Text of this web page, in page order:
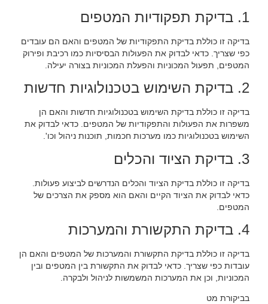
1. בדיקת תפקודיות המטפים
בדיקה זו כוללת בדיקת התפקודיות של המטפים והאם הם עובדים
כפי שצריך. כדאי לבדוק את הפעולות הבסיסיות כמו רכיבת ופירוק
המטפים, תפעול המכוניות והפעלת המכוניות בצורה יעילה.
2. בדיקת השימוש בטכנולוגיות חדשות
בדיקה זו כוללת בדיקת השימוש בטכנולוגיות חדשות והאם הן
משפרות את הפעולות והתפקודיות של המטפים. כדאי לבדוק את
השימוש בטכנולוגיות כמו מערכות חכמות, תוכנות ניהול וכו'.
3. בדיקת הציוד והכלים
בדיקה זו כוללת בדיקת הציוד והכלים הנדרשים לביצוע פעולות.
כדאי לבדוק את הציוד הקיים והאם הוא מספק את הצרכים של
המטפים.
4. בדיקת התקשורת והמערכות
בדיקה זו כוללת בדיקת התקשורת והמערכות של המטפים והאם הן
עובדות כפי שצריך. כדאי לבדוק את התקשורת בין המטפים ובין
המכוניות, וכן את המערכות המשמשות לניהול ולבקרה.
בביקורת מט